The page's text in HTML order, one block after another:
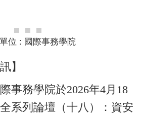
單位 : 國際事務學院
】
事務學院於2026年4月18
系列論壇（十八）：資安